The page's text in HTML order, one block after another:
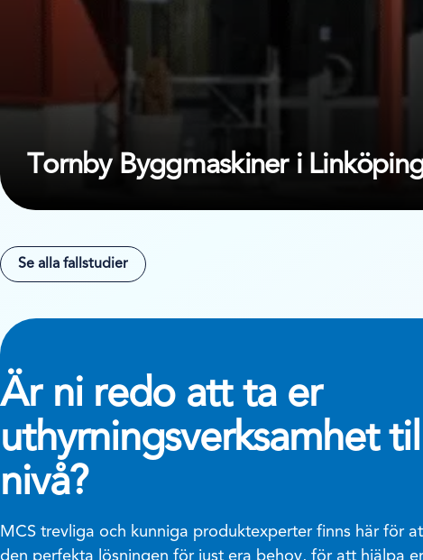
Tornby Byggmaskiner i
Se alla fallstudier
Är ni redo att ta er
uthyrningsverksamhet
nivå?
MCS trevliga och kunniga produktexperter finns här för
den perfekta lösningen för just era behov, för att hjälpa